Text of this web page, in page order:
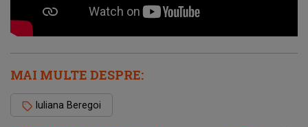
MAI MULTE DESPRE:
Iuliana Beregoi